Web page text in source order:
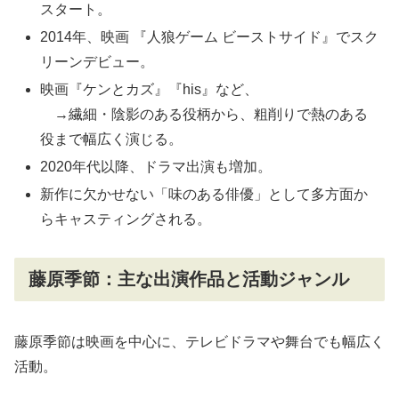
スタート。
2014年、映画 『人狼ゲーム ビーストサイド』でスク
リーンデビュー。
映画『ケンとカズ』『his』など、
→繊細・陰影のある役柄から、粗削りで熱のある
役まで幅広く演じる。
2020年代以降、ドラマ出演も増加。
新作に欠かせない「味のある俳優」として多方面か
らキャスティングされる。
藤原季節：主な出演作品と活動ジャンル
藤原季節は映画を中心に、テレビドラマや舞台でも幅広く
活動。